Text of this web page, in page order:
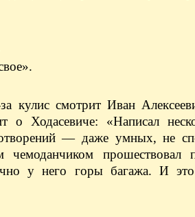
кулис смотрит Иван
о Ходасевиче: «Написал
— даже умных, не
чемоданчиком
у него горы багажа. И